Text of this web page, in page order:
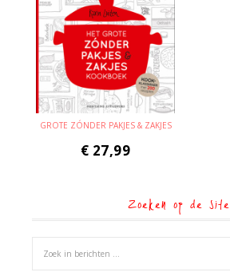
GROTE ZÓNDER PAKJES & ZAKJES
€ 27,99
Zoeken op de site